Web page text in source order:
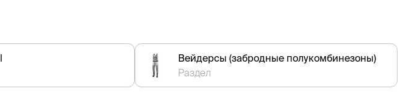
Вейдерсы (забродные полукомбинезоны)
Раздел